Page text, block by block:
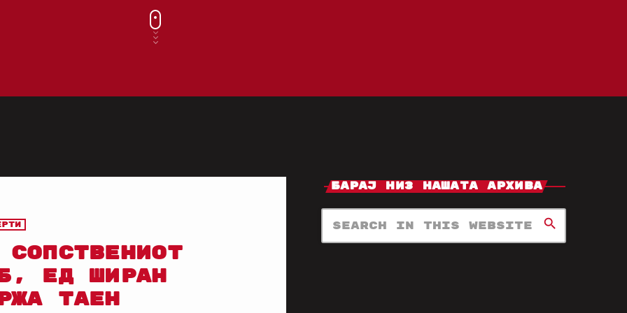
СОПСТВЕНИОТ
ЕД ШИРАН
ТАЕН
Барај Низ Нашата Архива
search